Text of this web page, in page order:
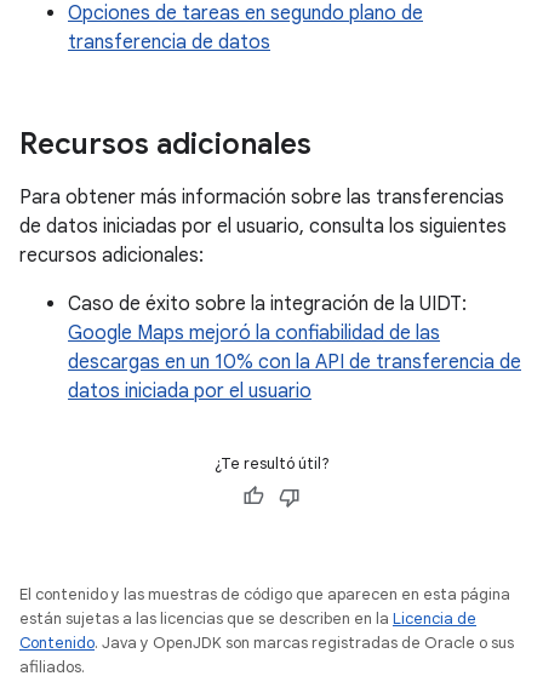
Opciones de tareas en segundo plano de
transferencia de datos
Recursos adicionales
Para obtener más información sobre las transferencias
de datos iniciadas por el usuario, consulta los siguientes
recursos adicionales:
Caso de éxito sobre la integración de la UIDT:
Google Maps mejoró la confiabilidad de las
descargas en un 10% con la API de transferencia de
datos iniciada por el usuario
¿Te resultó útil?
El contenido y las muestras de código que aparecen en esta página
están sujetas a las licencias que se describen en la Licencia de
Contenido. Java y OpenJDK son marcas registradas de Oracle o sus
afiliados.